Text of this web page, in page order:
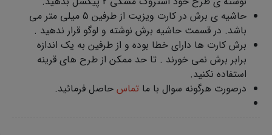
حاشیه ی برش در کارت ویزیت از طرفین 5 میلی متر می
باشد. در قسمت حاشیه برش نوشته و لوگو قرار ندهید .
برش کارت ها دارای خطا بوده و از طرفین به یک اندازه
برابر برش نمی خورند . تا حد ممکن از طرح های قرینه
استفاده نکنید.
درصورت هرگونه سوال با ماتماسحاصل فرمائید.